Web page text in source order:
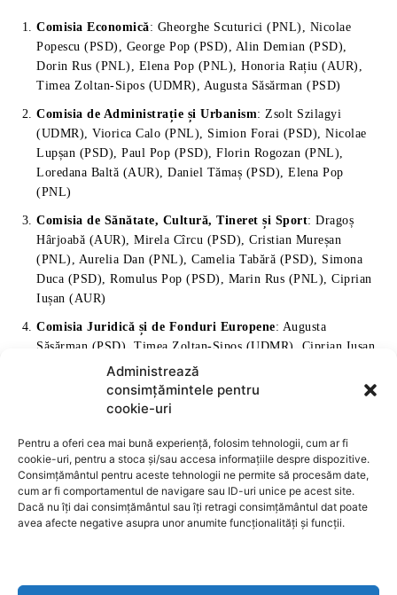
Administrează
consimțămintele pentru
cookie-uri
Pentru a oferi cea mai bună experiență, folosim tehnologii, cum ar fi
cookie-uri, pentru a stoca și/sau accesa informațiile despre dispozitive.
Consimțământul pentru aceste tehnologii ne permite să procesăm date,
cum ar fi comportamentul de navigare sau ID-uri unice pe acest site.
Dacă nu îți dai consimțământul sau îți retragi consimțământul dat poate
avea afecte negative asupra unor anumite funcționalități și funcții.